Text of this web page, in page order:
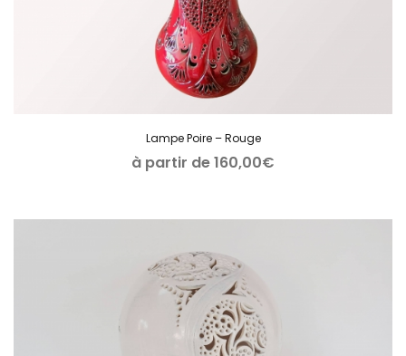
Lampe Poire – Rouge
à partir de160,00€